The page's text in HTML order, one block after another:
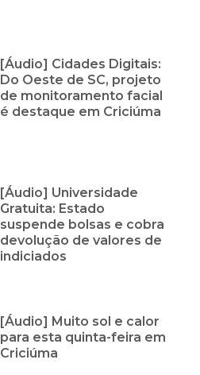
[Áudio] Cidades Digitais:
Do Oeste de SC, projeto
de monitoramento facial
é destaque em Criciúma
[Áudio] Universidade
Gratuita: Estado
suspende bolsas e cobra
devolução de valores de
indiciados
[Áudio] Muito sol e calor
para esta quinta-feira em
Criciúma